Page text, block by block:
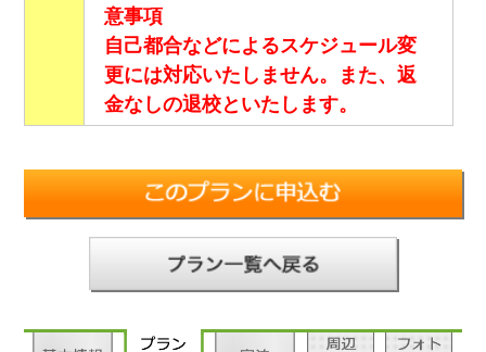
意事項
自己都合などによるスケジュール変
更には対応いたしません。また、返
金なしの退校といたします。